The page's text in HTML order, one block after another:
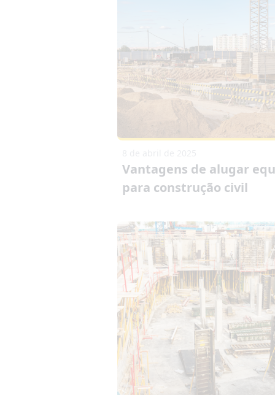
Vantagens de alugar
para construção civil